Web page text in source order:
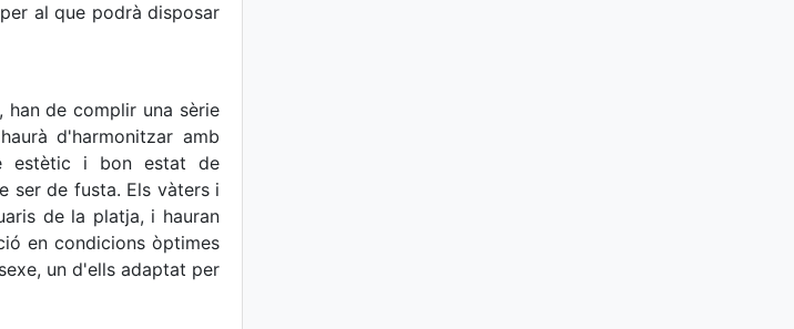
al que podrà disposar
de complir una sèrie
d'harmonitzar amb
estètic i bon estat de
ser de fusta. Els vàters i
de la platja, i hauran
en condicions òptimes
un d'ells adaptat per